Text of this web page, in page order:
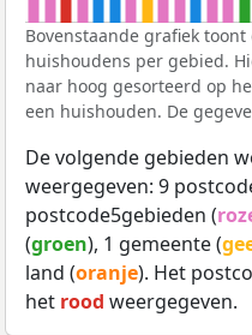
Bovenstaande grafiek
huishoudens per gebied.
naar hoog gesorteerd op
een huishouden. De
De volgende gebieden
weergegeven: 9
postcode5gebieden (
(groen), 1 gemeente (
land (oranje). Het
het rood weergegeven.